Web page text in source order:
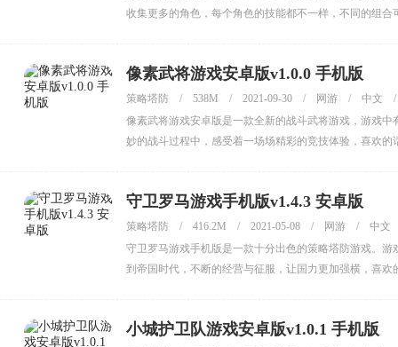
收集更多的角色，每个角色的技能都不一样，不同的组
像素武将游戏安卓版v1.0.0 手机版
策略塔防 / 538M / 2021-09-30 / 网游 / 中文
/
像素武将游戏安卓版是一款全新的战斗武将游戏，游戏
妙的战斗过程中，感受着一场场精彩的竞技体验，喜欢的
守卫罗马游戏手机版v1.4.3 安卓版
策略塔防 / 416.2M / 2021-05-08 / 网游 /
中文
守卫罗马游戏手机版是一款十分出色的策略塔防游戏。
到帝国时代，不断的经营与征服，让国力更加强横，喜欢
小城护卫队游戏安卓版v1.0.1 手机版